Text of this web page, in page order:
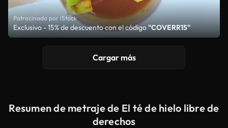
Patrocinado por iStock
Exclusivo - 15% de descuento con el código"COVERR15"
Cargar más
Resumen de metraje de El té de hielo libre de
derechos